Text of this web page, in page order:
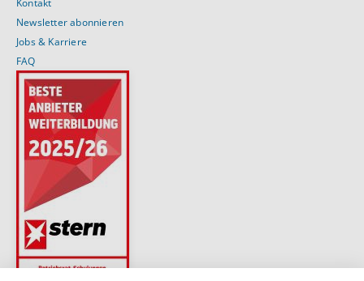
Kontakt
Newsletter abonnieren
Jobs & Karriere
FAQ